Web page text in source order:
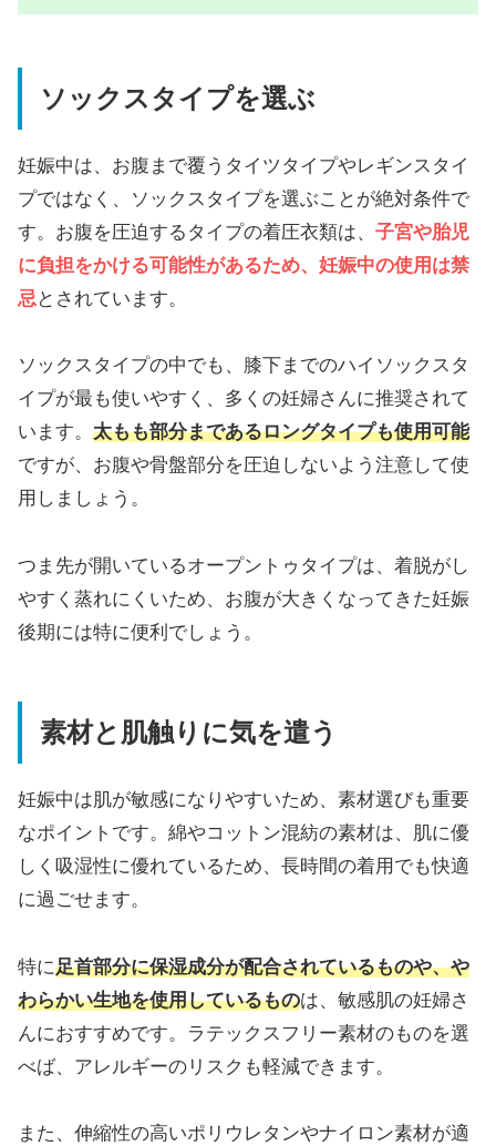
ソックスタイプを選ぶ
妊娠中は、お腹まで覆うタイツタイプやレギンスタイ
プではなく、ソックスタイプを選ぶことが絶対条件で
す。お腹を圧迫するタイプの着圧衣類は、 子宮や胎児
に負担をかける可能性があるため、妊娠中の使用は禁
忌 とされています。
ソックスタイプの中でも、膝下までのハイソックスタ
イプが最も使いやすく、多くの妊婦さんに推奨されて
います。 太もも部分まであるロングタイプも使用可能
ですが、お腹や骨盤部分を圧迫しないよう注意して使
用しましょう。
つま先が開いているオープントゥタイプは、着脱がし
やすく蒸れにくいため、お腹が大きくなってきた妊娠
後期には特に便利でしょう。
素材と肌触りに気を遣う
妊娠中は肌が敏感になりやすいため、素材選びも重要
なポイントです。綿やコットン混紡の素材は、肌に優
しく吸湿性に優れているため、長時間の着用でも快適
に過ごせます。
特に足首部分に保湿成分が配合されているものや、や
わらかい生地を使用しているものは、敏感肌の妊婦さ
んにおすすめです。ラテックスフリー素材のものを選
べば、アレルギーのリスクも軽減できます。
また、伸縮性の高いポリウレタンやナイロン素材が適